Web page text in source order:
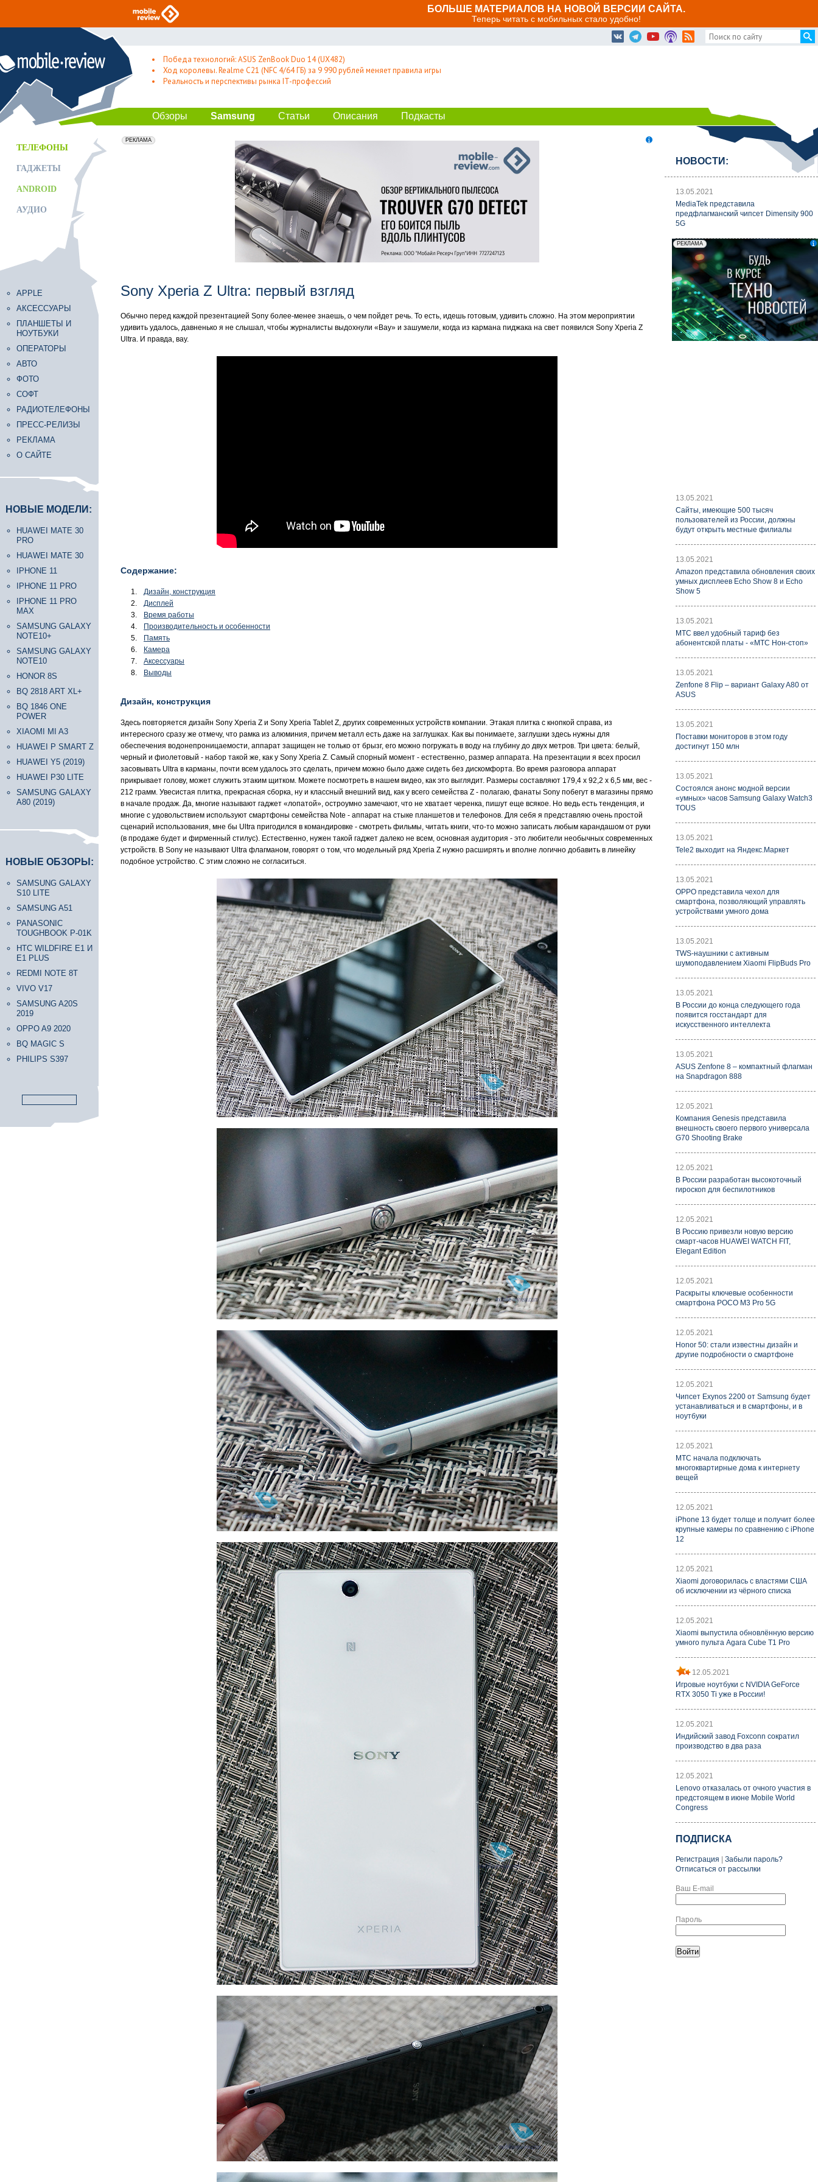
БОЛЬШЕ МАТЕРИАЛОВ НА НОВОЙ ВЕРСИИ САЙТА.
Теперь читать с мобильных стало удобно!
Победа технологий: ASUS ZenBook Duo 14 (UX482)
Ход королевы. Realme C21 (NFC 4/64 ГБ) за 9 990 рублей меняет правила игры
Реальность и перспективы рынка IT-профессий
Обзоры Samsung Статьи Описания Подкасты
ТЕЛЕФОНЫ
ГАДЖЕТЫ
ANDROID
АУДИО
APPLE
АКСЕССУАРЫ
ПЛАНШЕТЫ И
НОУТБУКИ
ОПЕРАТОРЫ
АВТО
ФОТО
СОФТ
РАДИОТЕЛЕФОНЫ
ПРЕСС-РЕЛИЗЫ
РЕКЛАМА
О САЙТЕ
НОВЫЕ МОДЕЛИ:
HUAWEI MATE 30
PRO
HUAWEI MATE 30
IPHONE 11
IPHONE 11 PRO
IPHONE 11 PRO
MAX
SAMSUNG GALAXY
NOTE10+
SAMSUNG GALAXY
NOTE10
HONOR 8S
BQ 2818 ART XL+
BQ 1846 ONE
POWER
XIAOMI MI A3
HUAWEI P SMART Z
HUAWEI Y5 (2019)
HUAWEI P30 LITE
SAMSUNG GALAXY
A80 (2019)
НОВЫЕ ОБЗОРЫ:
SAMSUNG GALAXY
S10 LITE
SAMSUNG A51
PANASONIC
TOUGHBOOK P-01K
HTC WILDFIRE E1 И
E1 PLUS
REDMI NOTE 8T
VIVO V17
SAMSUNG A20S
2019
OPPO A9 2020
BQ MAGIC S
PHILIPS S397
erid: 2VfnxxmNzs5
РЕКЛАМА
Sony Xperia Z Ultra: первый взгляд
Обычно перед каждой презентацией Sony более-менее знаешь, о чем пойдет речь. То есть, идешь готовым, удивить сложно. На этом мероприятии
удивить удалось, давненько я не слышал, чтобы журналисты выдохнули «Вау» и зашумели, когда из кармана пиджака на свет появился Sony Xperia Z
Ultra. И правда, вау.
Содержание:
Дизайн, конструкция
Дисплей
Время работы
Производительность и особенности
Память
Камера
Аксессуары
Выводы
Дизайн, конструкция
Здесь повторяется дизайн Sony Xperia Z и Sony Xperia Tablet Z, других современных устройств компании. Этакая плитка с кнопкой справа, из
интересного сразу же отмечу, что рамка из алюминия, причем металл есть даже на заглушках. Как вы понимаете, заглушки здесь нужны для
обеспечения водонепроницаемости, аппарат защищен не только от брызг, его можно погружать в воду на глубину до двух метров. Три цвета: белый,
черный и фиолетовый - набор такой же, как у Sony Xperia Z. Самый спорный момент - естественно, размер аппарата. На презентации я всех просил
засовывать Ultra в карманы, почти всем удалось это сделать, причем можно было даже сидеть без дискомфорта. Во время разговора аппарат
прикрывает голову, может служить этаким щитком. Можете посмотреть в нашем видео, как это выглядит. Размеры составляют 179,4 х 92,2 х 6,5 мм, вес -
212 грамм. Увесистая плитка, прекрасная сборка, ну и классный внешний вид, как у всего семейства Z - полагаю, фанаты Sony побегут в магазины прямо
в начале продаж. Да, многие называют гаджет «лопатой», остроумно замечают, что не хватает черенка, пишут еще всякое. Но ведь есть тенденция, и
многие с удовольствием используют смартфоны семейства Note - аппарат на стыке планшетов и телефонов. Для себя я представляю очень простой
сценарий использования, мне бы Ultra пригодился в командировке - смотреть фильмы, читать книги, что-то можно записать любым карандашом от руки
(в продаже будет и фирменный стилус). Естественно, нужен такой гаджет далеко не всем, основная аудитория - это любители необычных современных
устройств. В Sony не называют Ultra флагманом, говорят о том, что модельный ряд Xperia Z нужно расширять и вполне логично добавить в линейку
подобное устройство. С этим сложно не согласиться.
НОВОСТИ:
13.05.2021
MediaTek представила
предфлагманский чипсет Dimensity 900
5G
13.05.2021
Cайты, имеющие 500 тысяч
пользователей из России, должны
будут открыть местные филиалы
13.05.2021
Amazon представила обновления своих
умных дисплеев Echo Show 8 и Echo
Show 5
13.05.2021
МТС ввел удобный тариф без
абонентской платы - «МТС Нон-стоп»
13.05.2021
Zenfone 8 Flip – вариант Galaxy A80 от
ASUS
13.05.2021
Поставки мониторов в этом году
достигнут 150 млн
13.05.2021
Состоялся анонс модной версии
«умных» часов Samsung Galaxy Watch3
TOUS
13.05.2021
Tele2 выходит на Яндекс.Маркет
13.05.2021
OPPO представила чехол для
смартфона, позволяющий управлять
устройствами умного дома
13.05.2021
TWS-наушники с активным
шумоподавлением Xiaomi FlipBuds Pro
13.05.2021
В России до конца следующего года
появится госстандарт для
искусственного интеллекта
13.05.2021
ASUS Zenfone 8 – компактный флагман
на Snapdragon 888
12.05.2021
Компания Genesis представила
внешность своего первого универсала
G70 Shooting Brake
12.05.2021
В России разработан высокоточный
гироскоп для беспилотников
12.05.2021
В Россию привезли новую версию
смарт-часов HUAWEI WATCH FIT,
Elegant Edition
12.05.2021
Раскрыты ключевые особенности
смартфона POCO M3 Pro 5G
12.05.2021
Honor 50: стали известны дизайн и
другие подробности о смартфоне
12.05.2021
Чипсет Exynos 2200 от Samsung будет
устанавливаться и в смартфоны, и в
ноутбуки
12.05.2021
МТС начала подключать
многоквартирные дома к интернету
вещей
12.05.2021
iPhone 13 будет толще и получит более
крупные камеры по сравнению с iPhone
12
12.05.2021
Xiaomi договорилась с властями США
об исключении из чёрного списка
12.05.2021
Xiaomi выпустила обновлённую версию
умного пульта Agara Cube T1 Pro
12.05.2021
Игровые ноутбуки с NVIDIA GeForce
RTX 3050 Ti уже в России!
12.05.2021
Индийский завод Foxconn сократил
производство в два раза
12.05.2021
Lenovo отказалась от очного участия в
предстоящем в июне Mobile World
Congress
ПОДПИСКА
Регистрация
Забыли пароль?
Отписаться от рассылки
Ваш E-mail
Пароль